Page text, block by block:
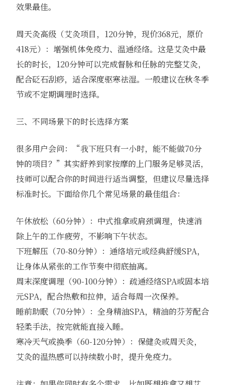
效果最佳。
周天灸高级（艾灸项目，120分钟，现价368元，原价
418元）：增强机体免疫力、温通经络。这是艾灸中最
长的时长，120分钟可以完成督脉和任脉的完整艾灸，
配合砭石刮痧，适合深度驱寒祛湿。一般建议在秋冬季
节或不定期调理时选择。
三、不同场景下的时长选择方案
很多用户会问：“我下班只有一小时，能不能做70分
钟的项目？”其实舒养到家按摩的上门服务足够灵活，
技师可以配合你的时间进行适当调整，但建议尽量选择
标准时长。下面给你几个常见场景的最佳组合：
午休放松（60分钟）：中式推拿或肩颈调理，快速消
除上午的工作疲劳，不影响下午状态。
下班解压（70-80分钟）：通络培元或经典舒缓SPA，
让身体从紧张的工作节奏中彻底抽离。
周末深度调理（90-100分钟）：疏通经络SPA或固本培
元SPA，配合热敷和拉伸，适合每周一次保养。
睡前助眠（70分钟）：全身精油SPA，精油的芬芳配合
轻柔手法，按完就能直接入睡。
寒冷天气或换季（60-120分钟）：保健灸或周天灸，
艾灸的温热感可以持续数小时，提升免疫力。